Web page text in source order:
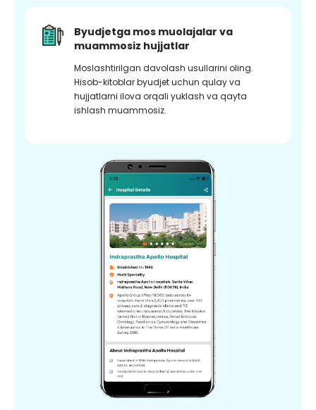
Byudjetga mos muolajalar va
muammosiz hujjatlar
Moslashtirilgan davolash usullarini oling.
Hisob-kitoblar byudjet uchun qulay va
hujjatlarni ilova orqali yuklash va qayta
ishlash muammosiz.